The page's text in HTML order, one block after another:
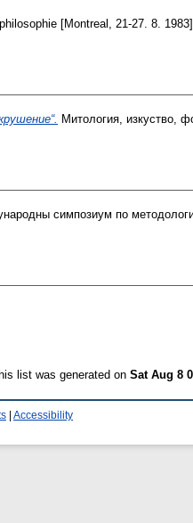
[Montreal, 21-27. 8.
Митология, изкуство,
симпозиум по
list was generated on Sat Aug 8
Accessibility